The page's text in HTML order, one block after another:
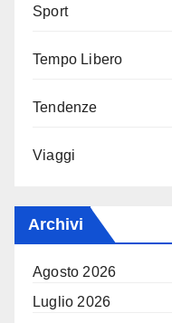
Sport
Tempo Libero
Tendenze
Viaggi
Archivi
Agosto 2026
Luglio 2026